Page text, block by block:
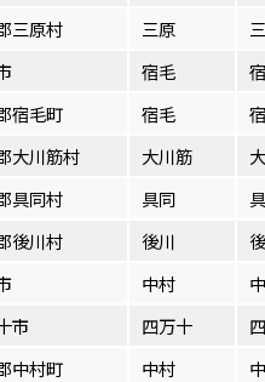
三原村 三原
宿毛
宿毛町 宿毛
大川筋村 大川筋
具同村 具同
後川村 後川
中村
市 四万十
中村町 中村